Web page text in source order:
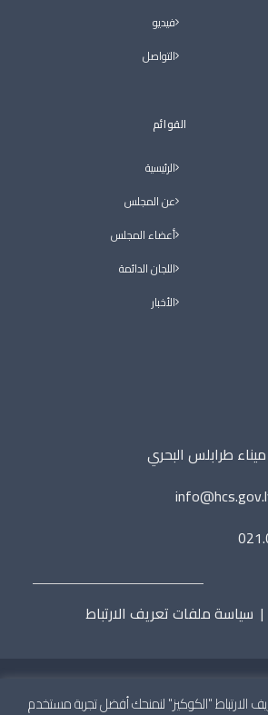
فيديو
التواصل
القوائم
الرئيسية
عن المجلس
أعضاء المجلس
اللجان الدائمة
الأخبار
طرابلس البحري
| سياسة ملفات تعريف الارتباط
الارتباط "الكوكيز" لنمنحك أفضل تجربة مستخدم